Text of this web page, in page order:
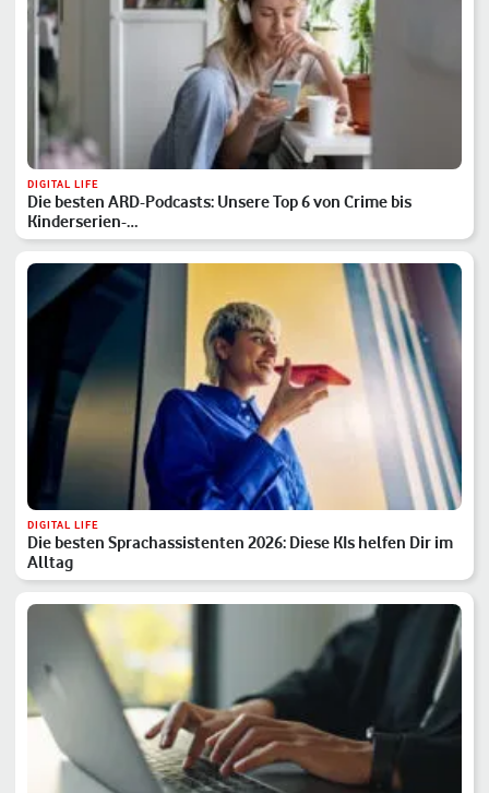
DIGITAL LIFE
Die besten ARD-Podcasts: Unsere Top 6 von Crime bis
Kinderserien-…
DIGITAL LIFE
Die besten Sprachassistenten 2026: Diese KIs helfen Dir im
Alltag